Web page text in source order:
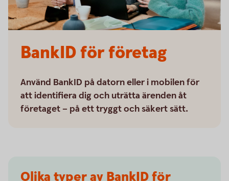
BankID för företag
Använd BankID på datorn eller i mobilen för
att identifiera dig och uträtta ärenden åt
företaget – på ett tryggt och säkert sätt.
Olika typer av BankID för